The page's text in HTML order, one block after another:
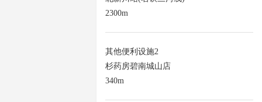
2300m
其他便利设施2
杉药房碧南城山店
340m